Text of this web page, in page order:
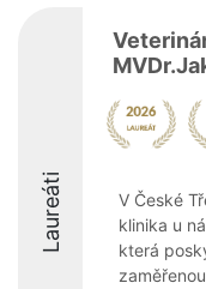
Laureáti
V České
klinika u
která